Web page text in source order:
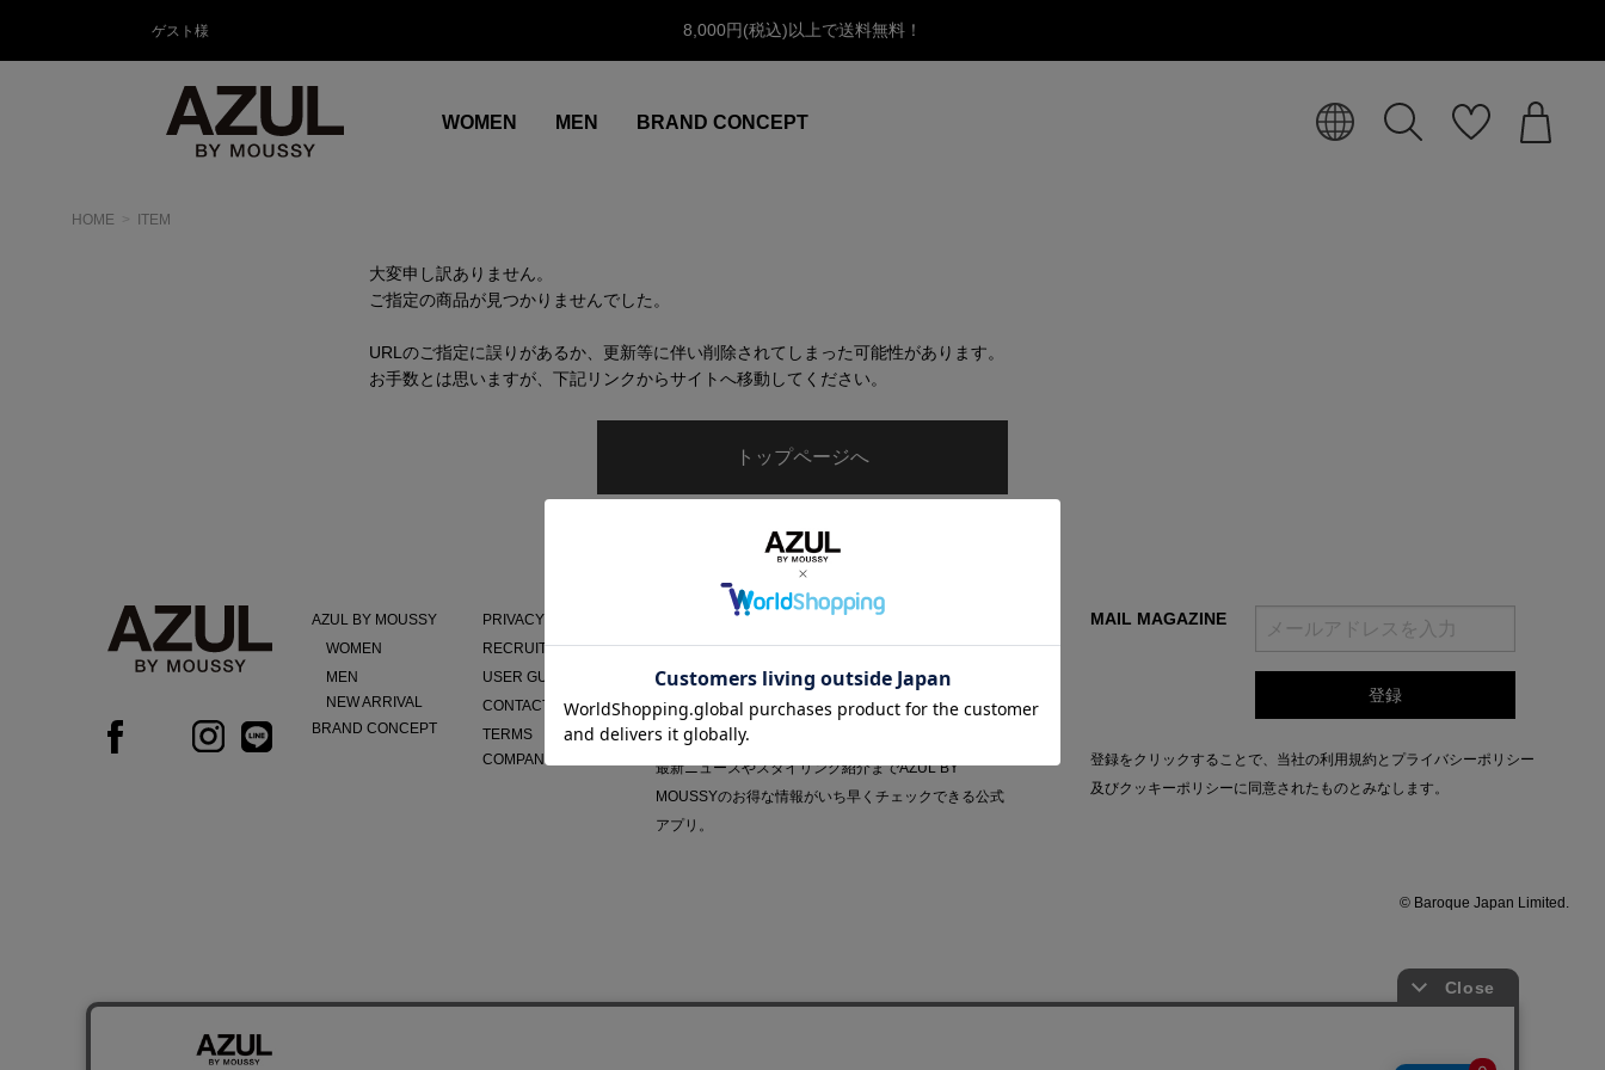
ゲスト様 8,000円(税込)以上で送料無料！
WOMEN MEN BRAND CONCEPT
HOME ITEM
大変申し訳ありません。
ご指定の商品が見つかりませんでした。
URLのご指定に誤りがあるか、更新等に伴い削除されてしまった可能性があります。
お手数とは思いますが、下記リンクからサイトへ移動してください。
トップページへ
AZUL BY MOUSSY
WOMEN
MEN
NEW ARRIVAL
BRAND CONCEPT
PRIVACY POLICY
RECRUIT
USER GUIDE
CONTACT
TERMS
COMPANY
AZUL APP
最新ニュースやスタイリング紹介までAZUL BY
MOUSSYのお得な情報がいち早くチェックできる公式
アプリ。
MAIL MAGAZINE
登録をクリックすることで、当社の利用規約 と プライバシーポリシー
及びクッキーポリシーに同意されたものとみなします。
© Baroque Japan Limited.